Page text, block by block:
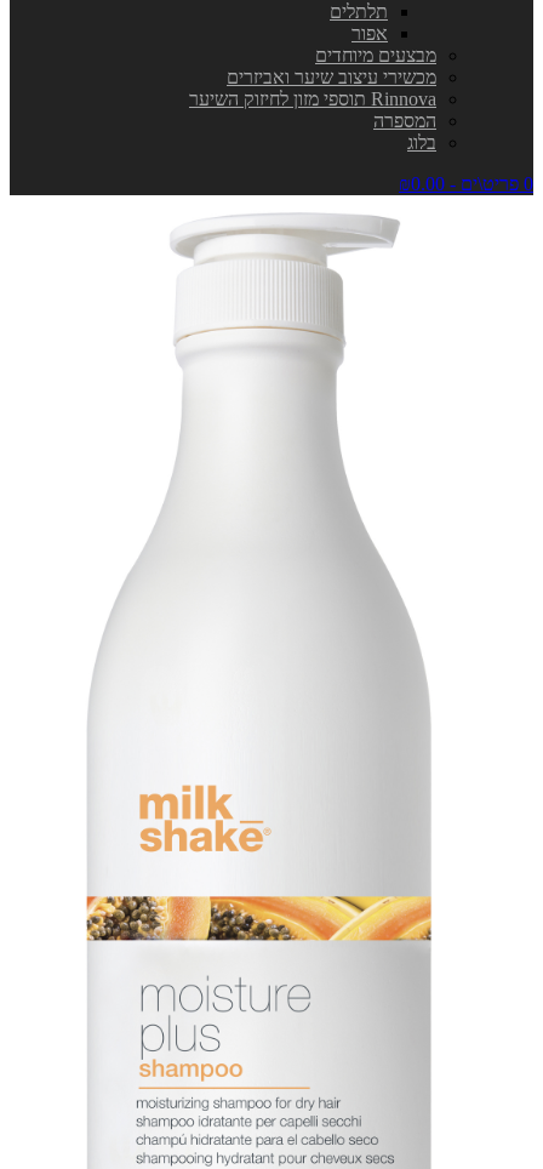
תלתלים
אפור
מבצעים מיוחדים
מכשירי עיצוב שיער ואביזרים
Rinnova תוספי מזון לחיזוק השיער
המספרה
בלוג
0 פריט\ים - ₪0.00